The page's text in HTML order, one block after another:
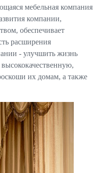
мебельная компания
компании,
обеспечивает
расширения
- улучшить жизнь
их домам, а также